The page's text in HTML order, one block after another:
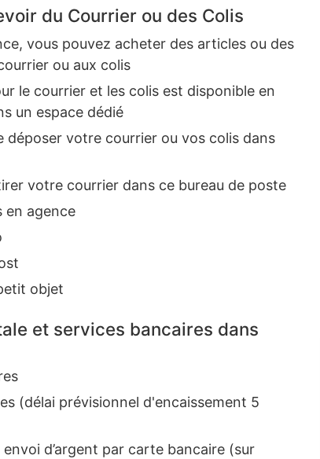
du Courrier ou des Colis
vous pouvez acheter des articles ou des
ou aux colis
le courrier et les colis est disponible en
un espace dédié
déposer votre courrier ou vos colis dans
votre courrier dans ce bureau de poste
en agence
objet
et services bancaires dans
(délai prévisionnel d'encaissement 5
d’argent par carte bancaire (sur